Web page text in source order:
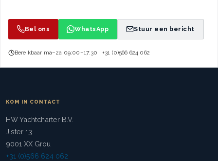
Bel ons WhatsApp Stuur een bericht
Bereikbaar ma–za 09:00–17:30 · +31 (0)566 624 062
KOM IN CONTACT
HW Yachtcharter B.V.
Jister 13
9001 XX Grou
+31 (0)566 624 062